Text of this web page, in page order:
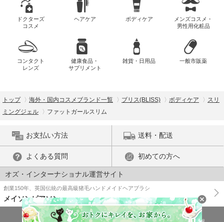
ドクターズ
コスメ
ヘアケア ボディケア
メンズコスメ・
男性用化粧品
コンタクト
レンズ
健康食品・
サプリメント
雑貨・日用品 一般市販薬
トップ 海外・国内コスメブランド一覧 ブリス(BLISS) ボディケア
スリ
ミングジェル
ファットガールスリム
お支払い方法 送料・配送
よくある質問 初めての方へ
オズ・インターナショナル運営サイト
創業150年、英国伝統の最高級猪毛ハンドメイドヘアブラシ
メイソンピアソン